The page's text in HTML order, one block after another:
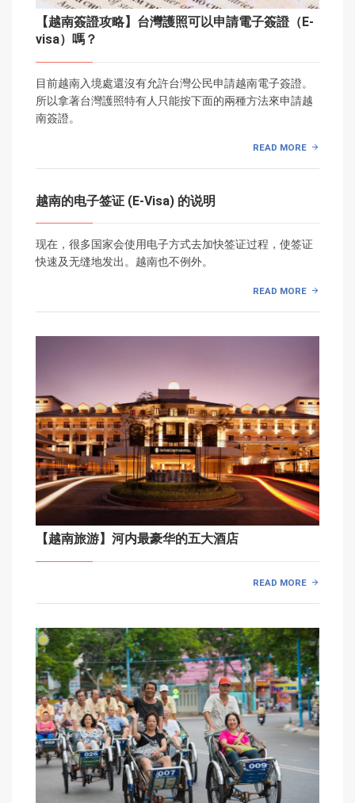
【越南簽證攻略】台灣護照可以申請電子簽證（E-
visa）嗎？
目前越南入境處還沒有允許台灣公民申請越南電子簽證。
所以拿著台灣護照特有人只能按下面的兩種方法來申請越
南簽證。
READ MORE
越南的电子签证 (E-Visa) 的说明
现在，很多国家会使用电子方式去加快签证过程，使签证
快速及无缝地发出。越南也不例外。
READ MORE
【越南旅游】河内最豪华的五大酒店
READ MORE